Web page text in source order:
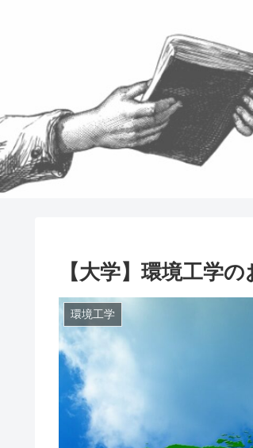
【大学】環境工学
環境工学